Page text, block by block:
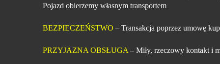
Pojazd obierzemy własnym transportem
BEZPIECZEŃSTWO – Transakcja poprzez umowę
PRZYJAZNA OBSŁUGA – Miły, rzeczowy kontakt i